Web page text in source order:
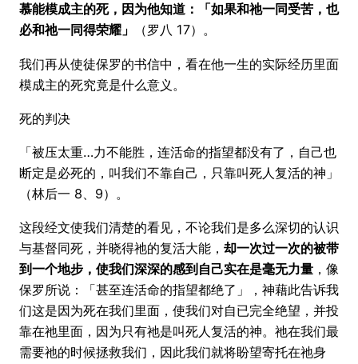
慕能模成主的死，因为他知道：「如果和祂一同受苦，也
必和祂一同得荣耀」
（罗八 17）。
我们再从使徒保罗的书信中，看在他一生的实际经历里面
模成主的死究竟是什么意义。
死的判决
「被压太重…力不能胜，连活命的指望都没有了，自己也
断定是必死的，叫我们不靠自己，只靠叫死人复活的神」
（林后一 8、9）。
这段经文使我们清楚的看见，不论我们是多么深切的认识
与基督同死，并晓得祂的复活大能， 却一次过一次的被带
到一个地步，使我们深深的感到自己实在是毫无力量 ，像
保罗所说：「甚至连活命的指望都绝了」，神藉此告诉我
们这是因为死在我们里面，使我们对自已完全绝望，并投
靠在祂里面，因为只有祂是叫死人复活的神。祂在我们最
需要祂的时候拯救我们，因此我们就将盼望寄托在祂身